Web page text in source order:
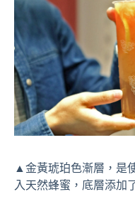
▲金黃琥珀色漸層，是
入天然蜂蜜，底層添加